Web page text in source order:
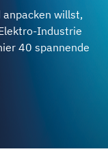
anpacken willst,
Industrie
40 spannende